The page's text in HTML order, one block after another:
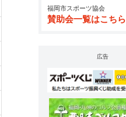
福岡市スポーツ協会
賛助会一覧はこちら
広告